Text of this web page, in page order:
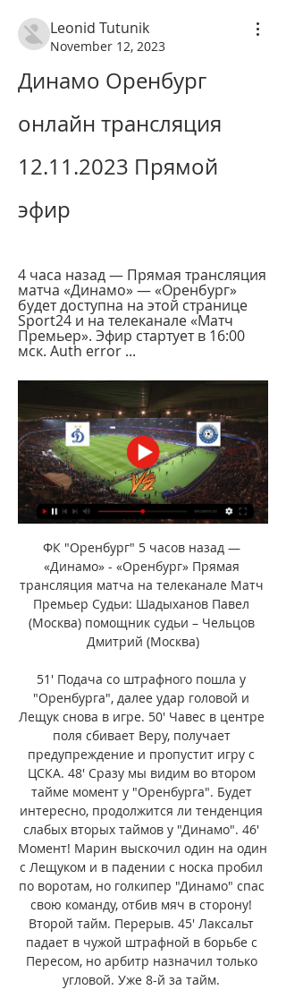
Leonid Tutunik
November 12, 2023
Динамо Оренбург
онлайн трансляция
12.11.2023 Прямой
эфир
4 часа назад — Прямая трансляция
матча «Динамо» — «Оренбург»
будет доступна на этой странице
Sport24 и на телеканале «Матч
Премьер». Эфир стартует в 16:00
мск. Auth error ...
ФК "Оренбург" 5 часов назад —
«Динамо» - «Оренбург» Прямая
трансляция матча на телеканале Матч
Премьер Судьи: Шадыханов Павел
(Москва) помощник судьи – Чельцов
Дмитрий (Москва)
51' Подача со штрафного пошла у
"Оренбурга", далее удар головой и
Лещук снова в игре. 50' Чавес в центре
поля сбивает Веру, получает
предупреждение и пропустит игру с
ЦСКА. 48' Сразу мы видим во втором
тайме момент у "Оренбурга". Будет
интересно, продолжится ли тенденция
слабых вторых таймов у "Динамо". 46'
Момент! Марин выскочил один на один
с Лещуком и в падении с носка пробил
по воротам, но голкипер "Динамо" спас
свою команду, отбив мяч в сторону!
Второй тайм. Перерыв. 45' Лаксальт
падает в чужой штрафной в борьбе с
Пересом, но арбитр назначил только
угловой. Уже 8-й за тайм.